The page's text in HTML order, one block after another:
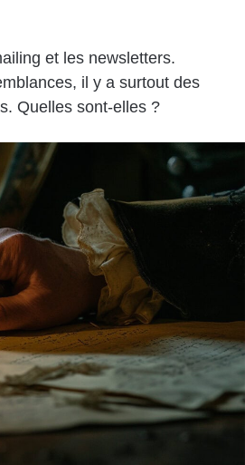
et les newsletters.
il y a surtout des
Quelles sont-elles ?